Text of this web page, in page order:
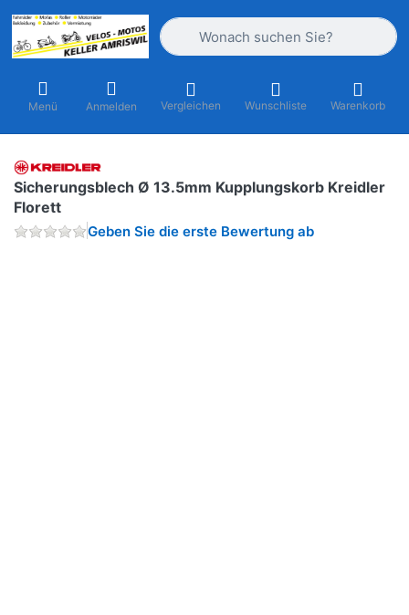
Geben Sie einen Suchbegriff ein.
Menü Anmelden Vergleichen Wunschliste Warenkorb
Sicherungsblech Ø 13.5mm Kupplungskorb Kreidler
Florett
Geben Sie die erste Bewertung ab